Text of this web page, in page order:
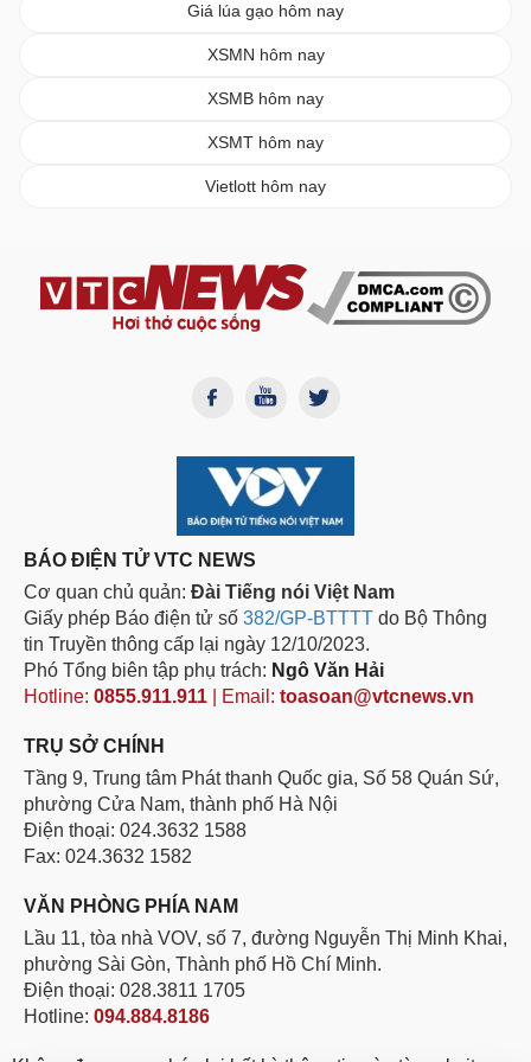
Giá lúa gạo hôm nay
XSMN hôm nay
XSMB hôm nay
XSMT hôm nay
Vietlott hôm nay
BÁO ĐIỆN TỬ VTC NEWS
Cơ quan chủ quản: Đài Tiếng nói Việt Nam
Giấy phép Báo điện tử số 382/GP-BTTTT do Bộ Thông
tin Truyền thông cấp lại ngày 12/10/2023.
Phó Tổng biên tập phụ trách: Ngô Văn Hải
Hotline: 0855.911.911 | Email: toasoan@vtcnews.vn
TRỤ SỞ CHÍNH
Tầng 9, Trung tâm Phát thanh Quốc gia, Số 58 Quán Sứ,
phường Cửa Nam, thành phố Hà Nội
Điện thoại: 024.3632 1588
Fax: 024.3632 1582
VĂN PHÒNG PHÍA NAM
Lầu 11, tòa nhà VOV, số 7, đường Nguyễn Thị Minh Khai,
phường Sài Gòn, Thành phố Hồ Chí Minh.
Điện thoại: 028.3811 1705
Hotline: 094.884.8186